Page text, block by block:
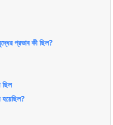
প্রভাব কী ছিল?